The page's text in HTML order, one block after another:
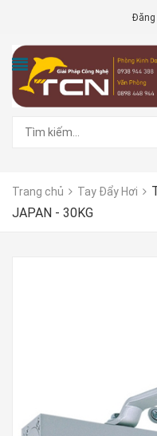
Đăng
Trang chủ Tay Đẩy Hơi
JAPAN - 30KG